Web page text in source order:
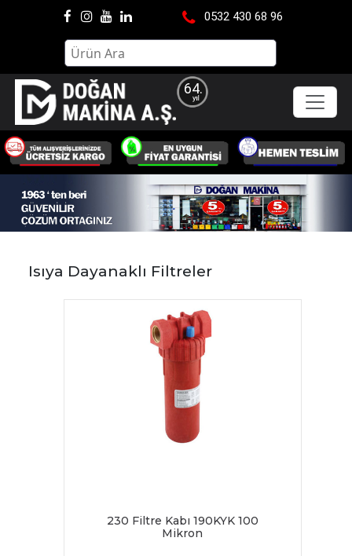
0532 430 68 96
64.
Isıya Dayanaklı Filtreler
230 Filtre Kabı 190KYK 100
Mikron